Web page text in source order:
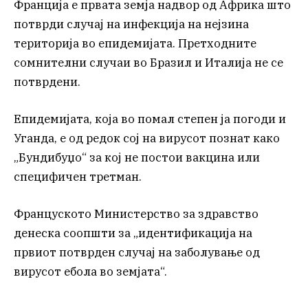
Франција е првата земја надвор од Африка што
потврди случај на инфекција на нејзина
територија во епидемијата. Претходните
сомнителни случаи во Бразил и Италија не се
потврдени.
Епидемијата, која во помал степен ја погоди и
Уганда, е од редок сој на вирусот познат како
„Бундибуџо“ за кој не постои вакцина или
специфичен третман.
Француското Министерство за здравство
денеска соопшти за „идентификација на
првиот потврден случај на заболување од
вирусот ебола во земјата“.